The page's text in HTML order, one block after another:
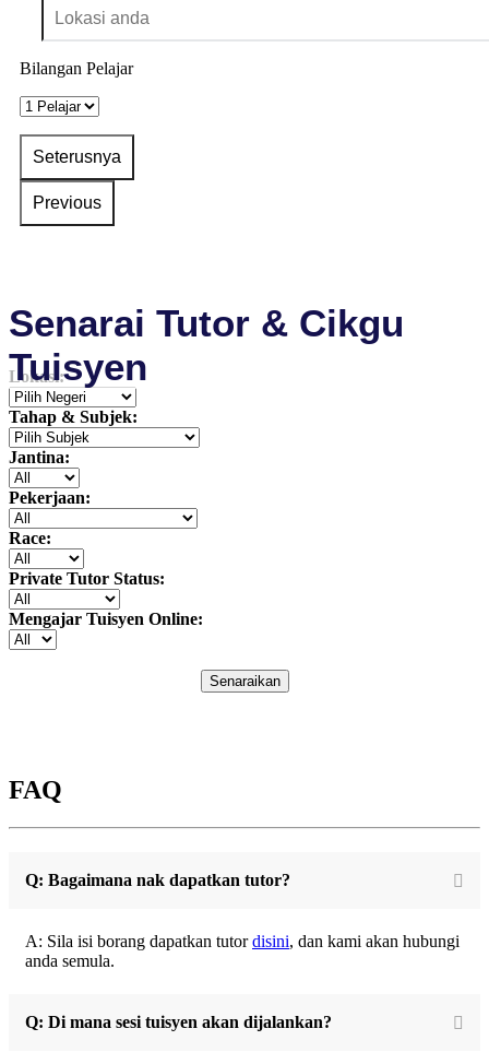
Bilangan Pelajar
Senarai Tutor & Cikgu
Tuisyen
Lokasi:
Tahap & Subjek:
Jantina:
Pekerjaan:
Race:
Private Tutor Status:
Mengajar Tuisyen Online:
Senaraikan
FAQ
Q: Bagaimana nak dapatkan tutor?
A: Sila isi borang dapatkan tutordisini, dan kami akan hubungi
anda semula.
Q: Di mana sesi tuisyen akan dijalankan?